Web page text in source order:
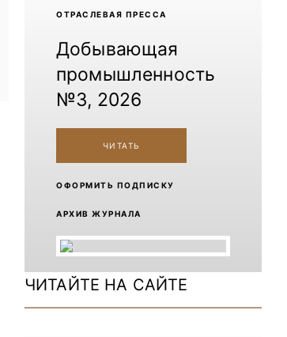
ОТРАCЛЕВАЯ ПРЕССА
Добывающая
промышленность
№3, 2026
ЧИТАТЬ
ОФОРМИТЬ ПОДПИСКУ
АРХИВ ЖУРНАЛА
ЧИТАЙТЕ НА САЙТЕ